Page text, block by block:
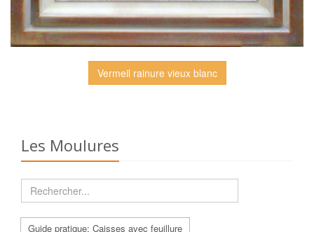
Vermeil rainure vieux blanc
Les Moulures
Guide pratique: Caisses avec feuillure